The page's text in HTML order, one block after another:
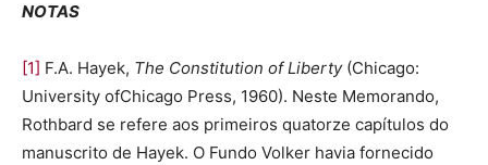
NOTAS
[1] F.A. Hayek, The Constitution of Liberty(Chicago:
University ofChicago Press, 1960). Neste Memorando,
Rothbard se refere aos primeiros quatorze capítulos do
manuscrito de Hayek. O Fundo Volker havia fornecido